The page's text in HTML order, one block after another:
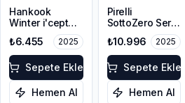
Hankook
Winter i'cept
evo3 W330
245/45R18
100V XL M+S
3PMSF
₺6.455 2025
Sepete Ekle
Hemen Al
Pirelli
SottoZero Serie
3 RFT * MO
245/45R18
100V XL
₺10.996 2025
Sepete Ekle
Hemen Al